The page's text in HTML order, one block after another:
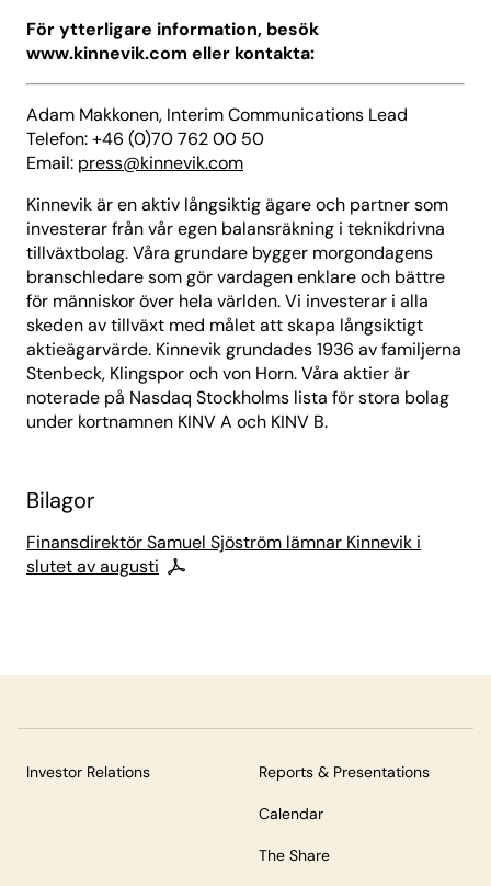
För ytterligare information, besök
www.kinnevik.com eller kontakta:
Adam Makkonen, Interim Communications Lead
Telefon: +46 (0)70 762 00 50
Email: press@kinnevik.com
Kinnevik är en aktiv långsiktig ägare och partner som
investerar från vår egen balansräkning i teknikdrivna
tillväxtbolag. Våra grundare bygger morgondagens
branschledare som gör vardagen enklare och bättre
för människor över hela världen. Vi investerar i alla
skeden av tillväxt med målet att skapa långsiktigt
aktieägarvärde. Kinnevik grundades 1936 av familjerna
Stenbeck, Klingspor och von Horn. Våra aktier är
noterade på Nasdaq Stockholms lista för stora bolag
under kortnamnen KINV A och KINV B.
Bilagor
Finansdirektör Samuel Sjöström lämnar Kinnevik i
slutet av augusti
Investor Relations Reports & Presentations
Calendar
The Share